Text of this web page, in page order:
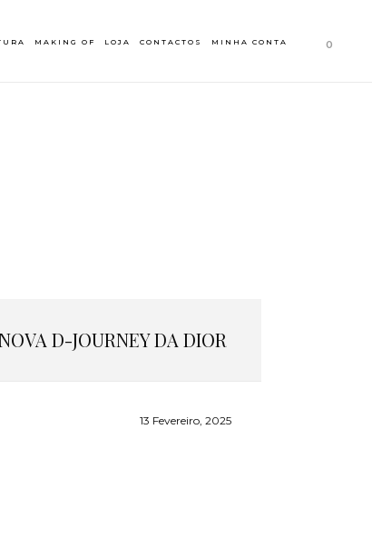
0
MAKING OF LOJA CONTACTOS MINHA CONTA
D-JOURNEY DA DIOR
13 Fevereiro, 2025